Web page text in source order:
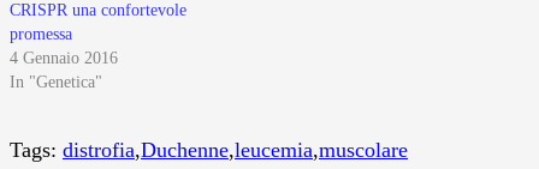
CRISPR una confortevole
promessa
4 Gennaio 2016
In "Genetica"
Tags: distrofia,Duchenne,leucemia,muscolare